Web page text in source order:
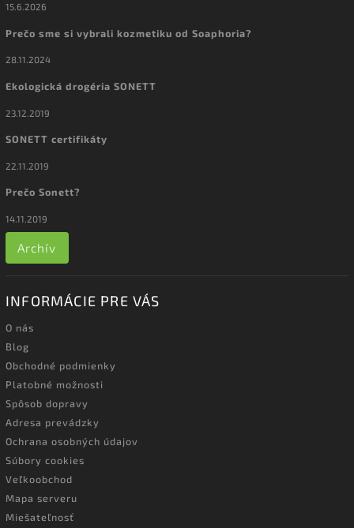
15.6.2026
Prečo sme si vybrali kozmetiku od Soaphoria?
28.11.2024
Ekologická drogéria SONETT
23.12.2019
SONETT certifikáty
22.11.2019
Prečo Sonett?
14.11.2019
Archív
INFORMÁCIE PRE VÁS
O nás
Blog
Obchodné podmienky
Platobné možnosti
Spôsob dopravy
Adresa prevádzky
Ochrana osobných údajov
Súbory cookies
Veľkoobchod
Mapa serveru
Miešateľnosť